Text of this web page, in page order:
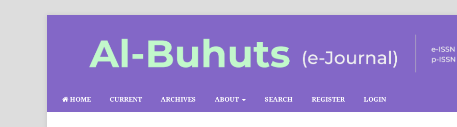
HOME CURRENT ARCHIVES ABOUT SEARCH REGISTER LOGIN